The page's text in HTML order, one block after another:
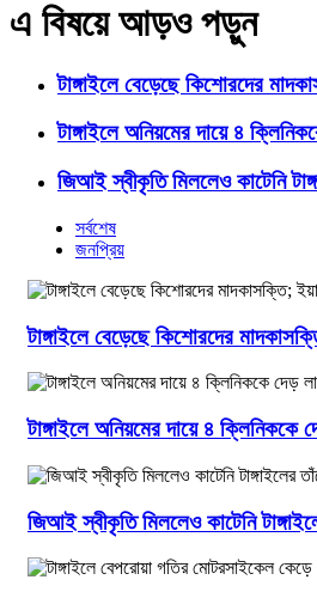
এ বিষয়ে আড়ও পড়ুন
টাঙ্গাইলে বেড়েছে কিশোরদের
টাঙ্গাইলে অনিয়মের দায়ে ৪
জিআই স্বীকৃতি মিললেও কাটেনি
সর্বশেষ
জনপ্রিয়
টাঙ্গাইলে বেড়েছে কিশোরদের
টাঙ্গাইলে অনিয়মের দায়ে ৪ ক্লিনিককে
জিআই স্বীকৃতি মিললেও কাটেনি